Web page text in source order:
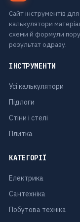
Сайт інструментів
калькулятори
схеми й формули
результат одразу.
ІНСТРУМЕНТИ
Усі калькулятори
Підлоги
Стіни і стелі
Плитка
КАТЕГОРІЇ
Електрика
Сантехніка
Побутова техніка